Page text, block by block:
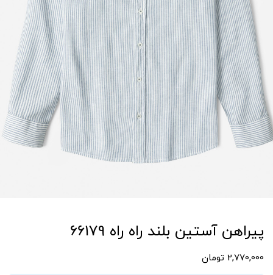
پیراهن آستین بلند راه راه 66179
2,770,000 تومان